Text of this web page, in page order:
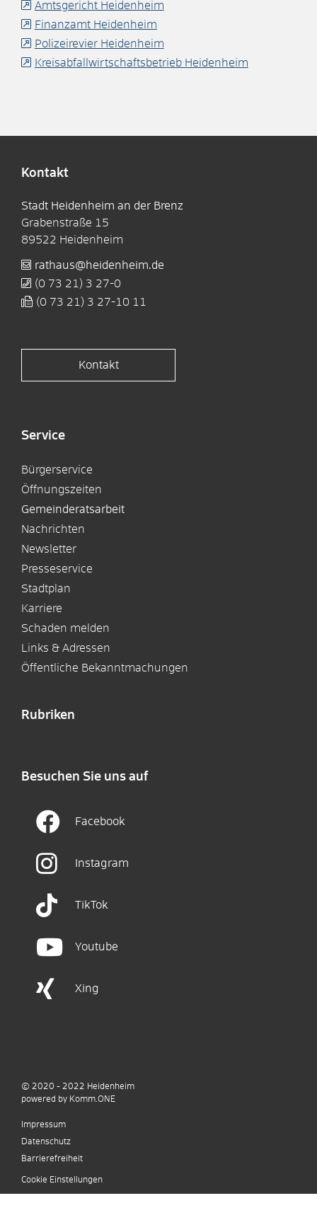
Amtsgericht Heidenheim
Finanzamt Heidenheim
Polizeirevier Heidenheim
Kreisabfallwirtschaftsbetrieb Heidenheim
Kontakt
Stadt Heidenheim an der Brenz
Grabenstraße 15
89522 Heidenheim
rathaus@heidenheim.de
(0 73 21) 3 27-0
(0 73 21) 3 27-10 11
Kontakt
Service
Bürgerservice
Öffnungszeiten
Gemeinderatsarbeit
Nachrichten
Newsletter
Presseservice
Stadtplan
Karriere
Schaden melden
Links & Adressen
Öffentliche Bekanntmachungen
Rubriken
Besuchen Sie uns auf
Facebook
Instagram
TikTok
Youtube
Xing
© 2020 - 2022 Heidenheim
powered by Komm.ONE
Impressum
Datenschutz
Barrierefreiheit
Cookie Einstellungen